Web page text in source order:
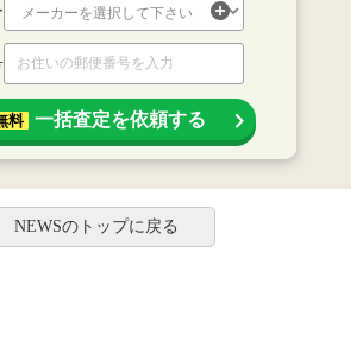
料 一括査定を依頼する
NEWSのトップに戻る